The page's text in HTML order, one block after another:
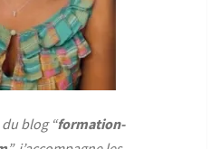
blog “formation-